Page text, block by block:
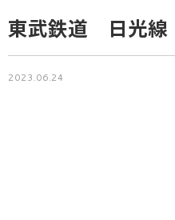
東武鉄道 日光
2023.06.24